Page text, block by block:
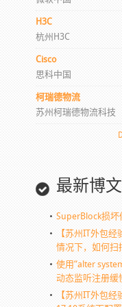
H3C
杭州H3C
Cisco
思科中国
柯瑞德物流
苏州柯瑞德物流科技
最新博文
SuperBlock损坏
【苏州IT外包
情况下，如何扫
使用“alter
动态监听注册缓
【苏州IT外包